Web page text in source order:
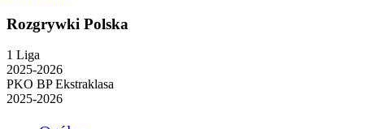
Rozgrywki Polska
1 Liga
2025-2026
PKO BP Ekstraklasa
2025-2026